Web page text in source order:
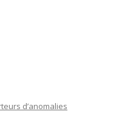
d’anomalies